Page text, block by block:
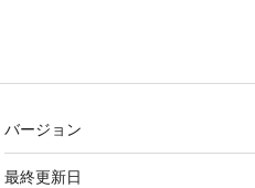
メ
タ
バージョン
最終更新日